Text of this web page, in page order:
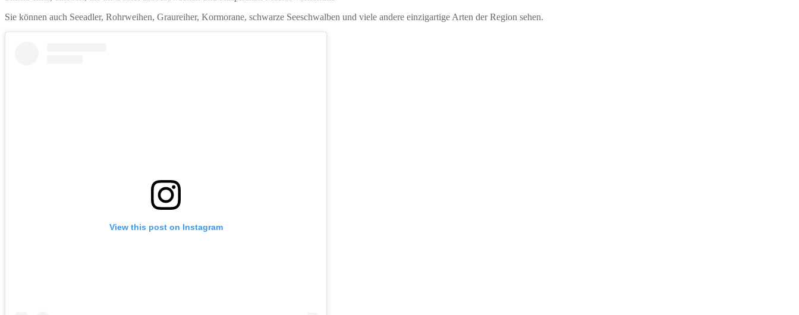
Sie können auch Seeadler, Rohrweihen, Graureiher, Kormorane, schwarze Seeschwalben und viele andere einzigartige Arten der Region sehen.
View this post on Instagram